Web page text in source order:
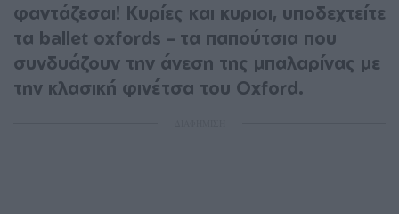
φαντάζεσαι! Κυρίες και κυριοι, υποδεχτείτε
τα ballet oxfords – τα παπούτσια που
συνδυάζουν την άνεση της μπαλαρίνας με
την κλασική φινέτσα του Oxford.